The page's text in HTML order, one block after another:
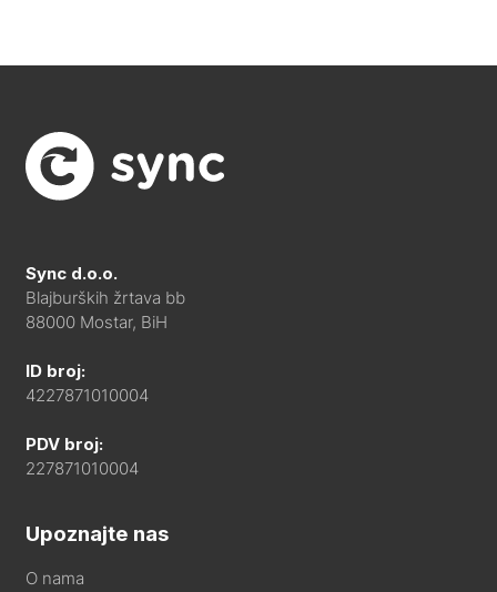
Sync d.o.o.
Blajburških žrtava bb
88000 Mostar, BiH
ID broj:
4227871010004
PDV broj:
227871010004
Upoznajte nas
O nama